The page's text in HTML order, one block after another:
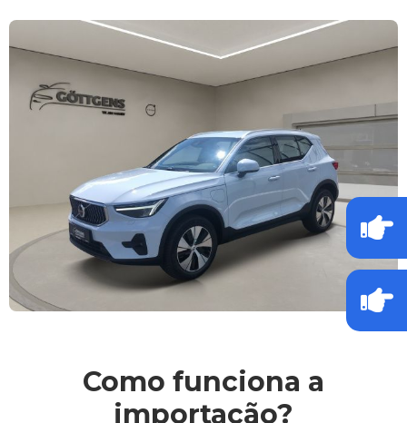
Como funciona a
importação?